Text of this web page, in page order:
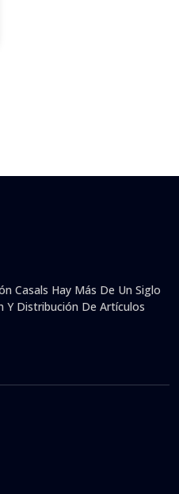
Casals Hay Más De Un Siglo
Y Distribución De Artículos